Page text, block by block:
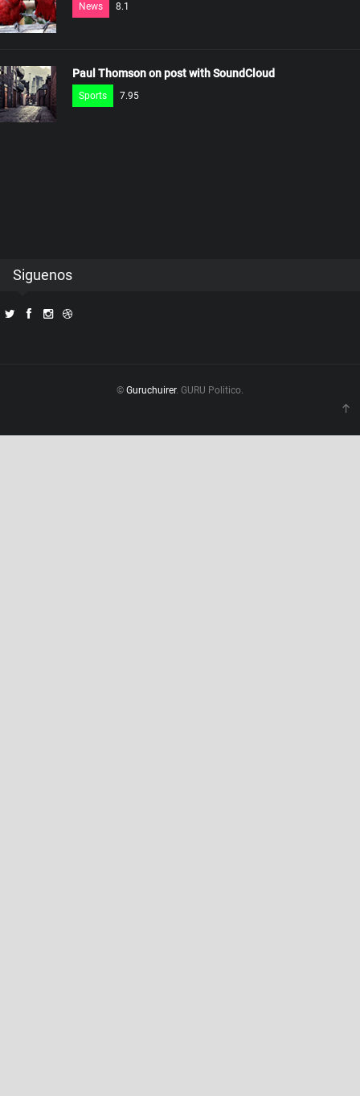
News 8.1
Paul Thomson on post with SoundCloud
Sports 7.95
Siguenos
© Guruchuirer. GURU Politico.